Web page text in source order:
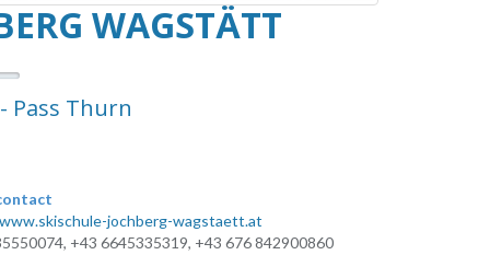
WAGSTÄTT
Pass Thurn
jochberg-wagstaett.at
+43 6645335319, +43 676 842900860